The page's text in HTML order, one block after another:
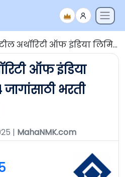
ऑफ इंडिया लिमिटेड मध्ये 124 जागांसाठी भरती 2025 [मुदतवाढ]
ऑफ इंडिया
भरती
| MahaNMK.com